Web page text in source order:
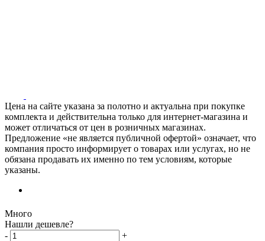
Цена на сайте указана за полотно и актуальна при покупке
комплекта и действительна только для интернет-магазина и
может отличаться от цен в розничных магазинах.
Предложение «не является публичной офертой» означает, что
компания просто информирует о товарах или услугах, но не
обязана продавать их именно по тем условиям, которые
указаны.
Много
Нашли дешевле?
-
+